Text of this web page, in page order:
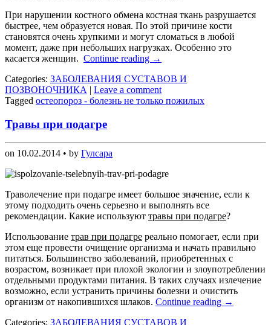
При нарушении костного обмена костная ткань разрушается
быстрее, чем образуется новая. По этой причине кости
становятся очень хрупкими и могут сломаться в любой
момент, даже при небольших нагрузках. Особенно это
касается женщин. Continue reading →
Categories: ЗАБОЛЕВАНИЯ СУСТАВОВ И
ПОЗВОНОЧНИКА | Leave a comment
Tagged остеопороз - болезнь не только пожилых
Травы при подагре
on 10.02.2014 • by Гулсара
Траволечение при подагре имеет большое значение, если к
этому подходить очень серьезно и выполнять все
рекомендации. Какие используют травы при подагре?
Использование трав при подагре реально помогает, если при
этом еще провести очищение организма и начать правильно
питаться. Большинство заболеваний, приобретенных с
возрастом, возникает при плохой экологии и злоупотреблении
отдельными продуктами питания. В таких случаях излечение
возможно, если устранить причины болезни и очистить
организм от накопившихся шлаков. Continue reading →
Categories: ЗАБОЛЕВАНИЯ СУСТАВОВ И